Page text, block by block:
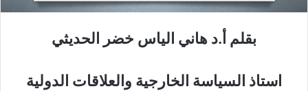
بقلم أ.د هاني الياس خضر الحديثي
استاذ السياسة الخارجية والعلاقات الدولية